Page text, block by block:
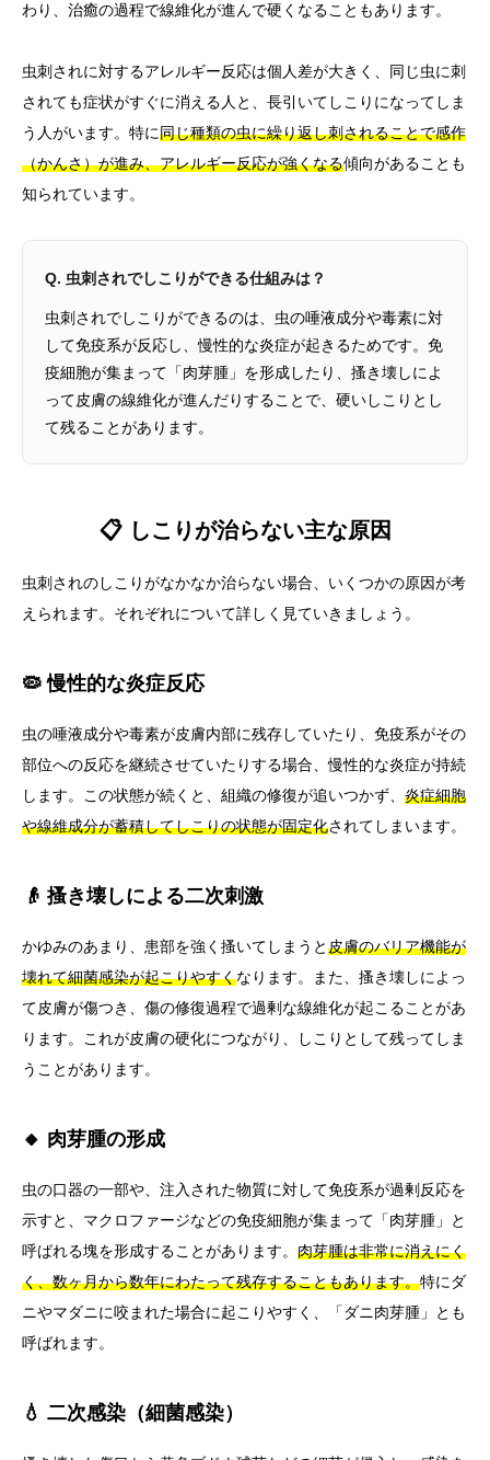
わり、治癒の過程で線維化が進んで硬くなることもあります。
虫刺されに対するアレルギー反応は個人差が大きく、同じ虫に刺
されても症状がすぐに消える人と、長引いてしこりになってしま
う人がいます。特に同じ種類の虫に繰り返し刺されることで感作
（かんさ）が進み、アレルギー反応が強くなる傾向があることも
知られています。
Q. 虫刺されでしこりができる仕組みは？
虫刺されでしこりができるのは、虫の唾液成分や毒素に対
して免疫系が反応し、慢性的な炎症が起きるためです。免
疫細胞が集まって「肉芽腫」を形成したり、搔き壊しによ
って皮膚の線維化が進んだりすることで、硬いしこりとし
て残ることがあります。
📋 しこりが治らない主な原因
虫刺されのしこりがなかなか治らない場合、いくつかの原因が考
えられます。それぞれについて詳しく見ていきましょう。
🦠 慢性的な炎症反応
虫の唾液成分や毒素が皮膚内部に残存していたり、免疫系がその
部位への反応を継続させていたりする場合、慢性的な炎症が持続
します。この状態が続くと、組織の修復が追いつかず、 炎症細胞
や線維成分が蓄積してしこりの状態が固定化されてしまいます。
👴 搔き壊しによる二次刺激
かゆみのあまり、患部を強く搔いてしまうと皮膚のバリア機能が
壊れて細菌感染が起こりやすくなります。また、搔き壊しによっ
て皮膚が傷つき、傷の修復過程で過剰な線維化が起こることがあ
ります。これが皮膚の硬化につながり、しこりとして残ってしま
うことがあります。
🔸 肉芽腫の形成
虫の口器の一部や、注入された物質に対して免疫系が過剰反応を
示すと、マクロファージなどの免疫細胞が集まって「肉芽腫」と
呼ばれる塊を形成することがあります。 肉芽腫は非常に消えにく
く、数ヶ月から数年にわたって残存することもあります。特にダ
ニやマダニに咬まれた場合に起こりやすく、「ダニ肉芽腫」とも
呼ばれます。
💧 二次感染（細菌感染）